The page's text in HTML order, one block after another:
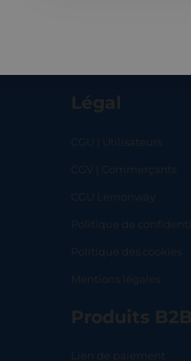
Légal
CGU | Utilisateurs
CGV | Commerçants
CGU Lemonway
Politique de
Politique des cookies
Mentions légales
Produits B2B
Lien de paiement
SHOP